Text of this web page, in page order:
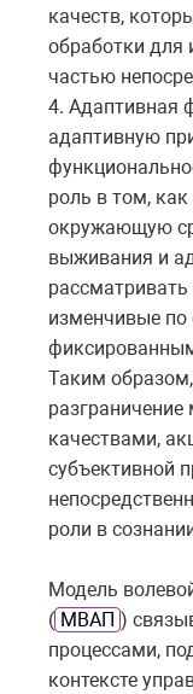
качеств,
обработки для
частью
4. Адаптивная
адаптивную
роль в том,
окружающую
выживания и
изменчивые по
Таким образом,
качествами,
субъективной
роли в
Модель
( МВАП )
процессами,
контексте